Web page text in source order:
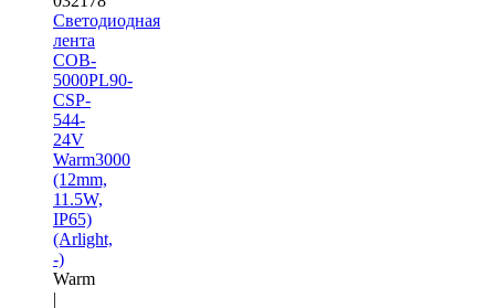
Светодиодная
лента
COB-
5000PL90-
CSP-
544-
24V
Warm3000
(12mm,
11.5W,
IP65)
(Arlight,
-)
Warm
|